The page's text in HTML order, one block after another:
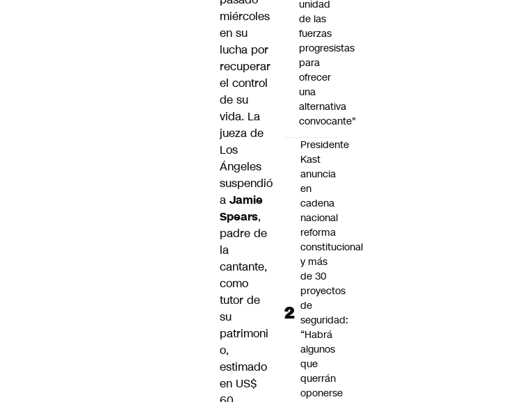
miércoles
en su
lucha por
recuperar
el control
de su
vida. La
jueza de
Los
Ángeles
suspendió
a Jamie
Spears,
padre de
la
cantante,
como
tutor de
su
patrimoni
o,
estimado
en US$
unidad
de las
fuerzas
progresistas
para
ofrecer
una
alternativa
convocante"
Presidente
Kast
anuncia
en
cadena
nacional
reforma
constitucional
y más
de 30
proyectos
de
seguridad:
“Habrá
algunos
que
querrán
oponerse